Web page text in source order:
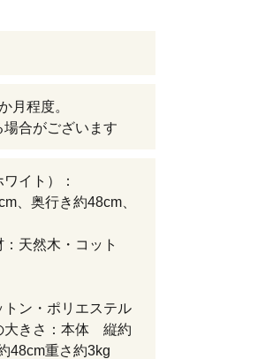
月程度。
合がございます
イト）：
、奥行き約48cm、
天然木・コット
トン・ポリエステル
大きさ：本体 縦約
48cm重さ約3kg